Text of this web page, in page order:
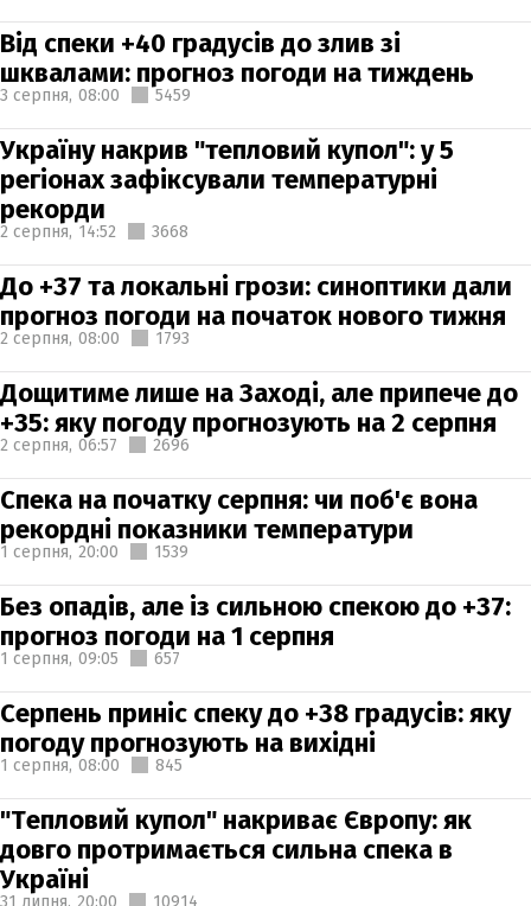
Від спеки +40 градусів до злив зі
шквалами: прогноз погоди на тиждень
3 серпня, 08:00 5459
Україну накрив "тепловий купол": у 5
регіонах зафіксували температурні
рекорди
2 серпня, 14:52 3668
До +37 та локальні грози: синоптики дали
прогноз погоди на початок нового тижня
2 серпня, 08:00 1793
Дощитиме лише на Заході, але припече до
+35: яку погоду прогнозують на 2 серпня
2 серпня, 06:57 2696
Спека на початку серпня: чи поб'є вона
рекордні показники температури
1 серпня, 20:00 1539
Без опадів, але із сильною спекою до +37:
прогноз погоди на 1 серпня
1 серпня, 09:05 657
Серпень приніс спеку до +38 градусів: яку
погоду прогнозують на вихідні
1 серпня, 08:00 845
"Тепловий купол" накриває Європу: як
довго протримається сильна спека в
Україні
31 липня, 20:00 10914